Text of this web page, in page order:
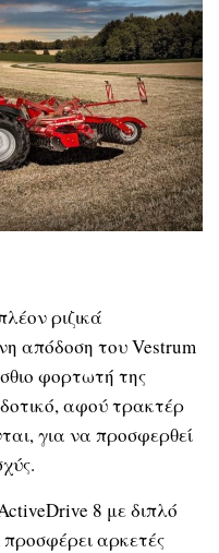
ριζικά
απόδοση του Vestrum
φορτωτή της
αφού τρακτέρ
για να προσφερθεί
8 με διπλό
αρκετές